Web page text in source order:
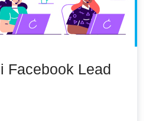
Facebook Lead